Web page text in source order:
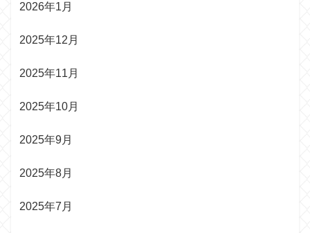
2026年1月
2025年12月
2025年11月
2025年10月
2025年9月
2025年8月
2025年7月